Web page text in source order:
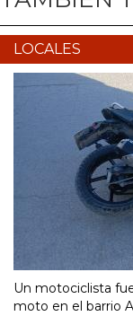
LOCALES
Un motociclista
moto en el barrio